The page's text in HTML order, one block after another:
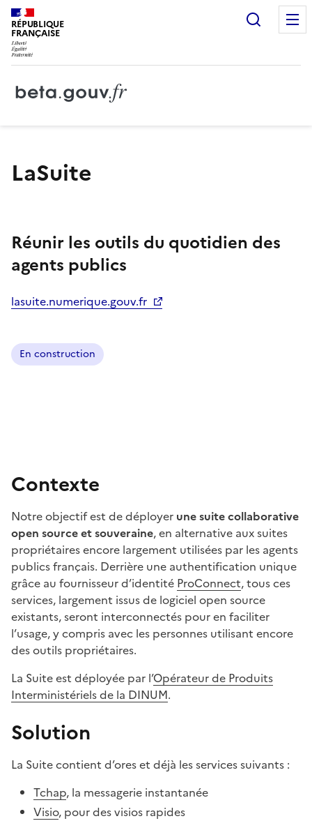
RÉPUBLIQUE
FRANÇAISE
LaSuite
Réunir les outils du quotidien des
agents publics
lasuite.numerique.gouv.fr
En construction
Contexte
Notre objectif est de déployer une suite collaborative
open source et souveraine, en alternative aux suites
propriétaires encore largement utilisées par les agents
publics français. Derrière une authentification unique
grâce au fournisseur d’identité ProConnect, tous ces
services, largement issus de logiciel open source
existants, seront interconnectés pour en faciliter
l’usage, y compris avec les personnes utilisant encore
des outils propriétaires.
La Suite est déployée par l’Opérateur de Produits
Interministériels de la DINUM.
Solution
La Suite contient d’ores et déjà les services suivants :
Tchap, la messagerie instantanée
Visio, pour des visios rapides